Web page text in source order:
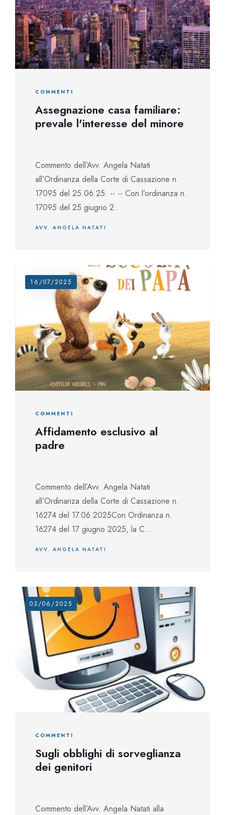
COMMENTI
Assegnazione casa familiare:
prevale l'interesse del minore
Commento dell’Avv. Angela Natati
all’Ordinanza della Corte di Cassazione n.
17095 del 25.06.25. -- -- Con l’ordinanza n.
17095 del 25 giugno 2...
AVV. ANGELA NATATI
16/07/2025
COMMENTI
Affidamento esclusivo al
padre
Commento dell’Avv. Angela Natati
all’Ordinanza della Corte di Cassazione n.
16274 del 17.06.2025Con Ordinanza n.
16274 del 17 giugno 2025, la C...
AVV. ANGELA NATATI
03/06/2025
COMMENTI
Sugli obblighi di sorveglianza
dei genitori
Commento dell’Avv. Angela Natati alla